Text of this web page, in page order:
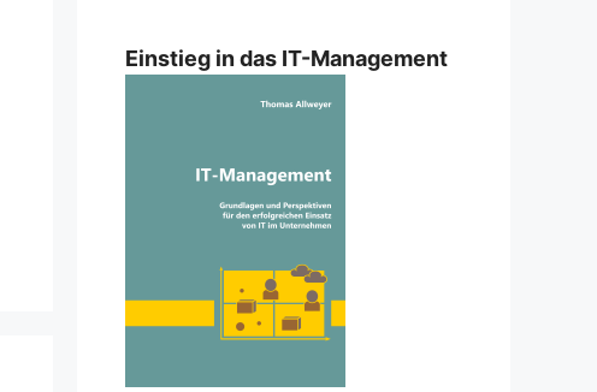
Einstieg in das IT-Management